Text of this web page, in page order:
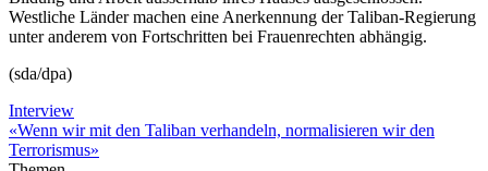
Westliche Länder machen eine Anerkennung der Taliban-Regierung
unter anderem von Fortschritten bei Frauenrechten abhängig.
(sda/dpa)
Interview
«Wenn wir mit den Taliban verhandeln, normalisieren wir den
Terrorismus»